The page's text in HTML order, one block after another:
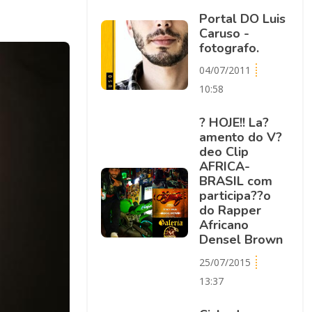
Portal DO Luis
Caruso -
fotografo.
04/07/2011
10:58
? HOJE!! La?
amento do V?
deo Clip
AFRICA-
BRASIL com
participa??o
do Rapper
Africano
Densel Brown
25/07/2015
13:37